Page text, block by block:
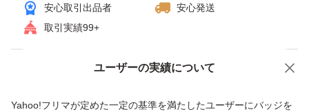
安心取引出品者
安心発送
取引実績99+
ユーザーの実績について
Yahoo!フリマが定めた一定の基準を満たしたユーザーにバッジを
価格の相談 商品への質問